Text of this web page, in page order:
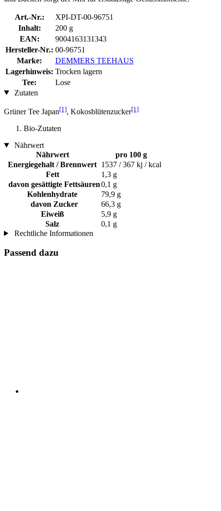
Art.-Nr.:
XPI-DT-00-96751
Inhalt:
200 g
EAN:
9004163131343
Hersteller-Nr.: 00-96751
Marke:
DEMMERS TEEHAUS
Lagerhinweis: Trocken lagern
Tee:
Lose
Zutaten
Grüner Tee Japan[1], Kokosblütenzucker[1]
Bio-Zutaten
Nährwert
Nährwert
pro 100 g
Energiegehalt / Brennwert 1537 / 367 kj / kcal
Fett
1,3 g
davon gesättigte Fettsäuren0,1 g
Kohlenhydrate
79,9 g
davon Zucker
66,3 g
Eiweiß
5,9 g
Salz
0,1 g
Rechtliche Informationen
Passend dazu